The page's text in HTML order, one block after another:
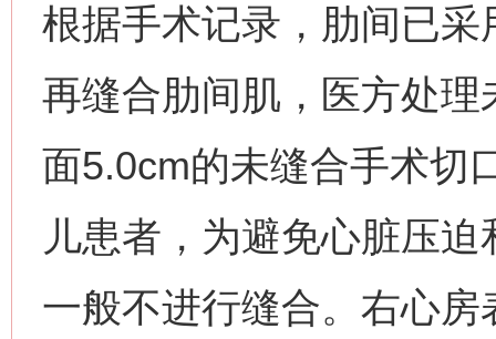
根据手术记录，肋间已
再缝合肋间肌，医方处
面5.0cm的未缝合手术切
儿患者，为避免心脏压
一般不进行缝合。右心